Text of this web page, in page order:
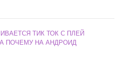
ТИК ТОК С ПЛЕЙ
ПОЧЕМУ НА АНДРОИД